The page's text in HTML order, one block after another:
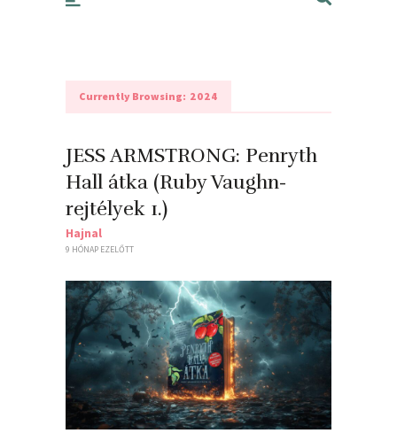
Currently Browsing: 2024
JESS ARMSTRONG: Penryth ​
Hall átka (Ruby Vaughn-
rejtélyek 1.)
Hajnal
9 HÓNAP EZELŐTT